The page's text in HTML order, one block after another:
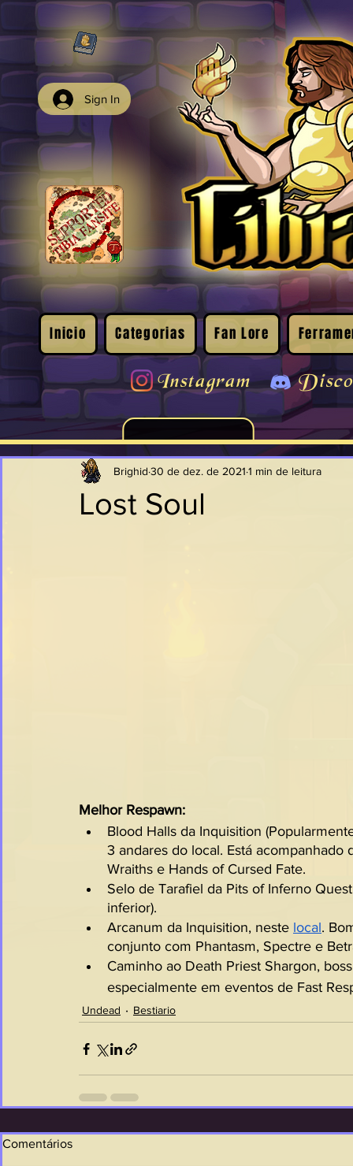
Sign In
Inicio Categorias Fan Lore
Instagram
Lost Soul
Brighid 30 de dez. de 2021 1 min de leitura
Melhor Respawn:
Blood Halls da Inquisition
3 andares do local. Está
Wraiths e Hands of Cursed Fate.
Selo de Tarafiel da Pits of Inferno
inferior).
Arcanum da Inquisition, neste local.
conjunto com Phantasm, Spectre e
Caminho ao Death Priest Shargon,
especialmente em eventos de Fast
Undead Bestiario
Comentários